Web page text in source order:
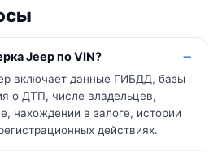
Jeep по VIN?
включает данные ГИБДД, базы
о ДТП, числе владельцев,
нахождении в залоге, истории
действиях.